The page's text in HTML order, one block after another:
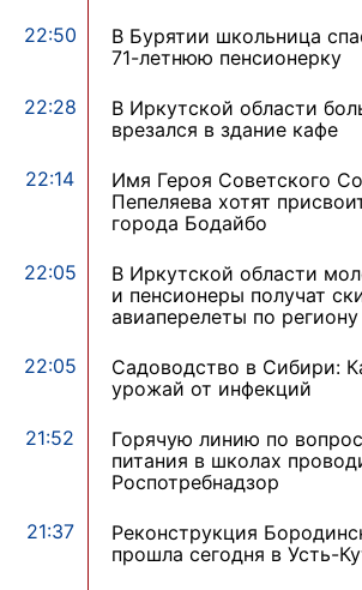
22:50
В Бурятии школьница
71-летнюю пенсионерку
22:28
В Иркутской области
врезался в здание кафе
22:14
Имя Героя Советского
Пепеляева хотят
города Бодайбо
22:05
В Иркутской области
и пенсионеры получат
авиаперелеты по региону
22:05
Садоводство в Сибири:
урожай от инфекций
21:52
Горячую линию по
питания в школах
Роспотребнадзор
21:37
Реконструкция
прошла сегодня в Усть-